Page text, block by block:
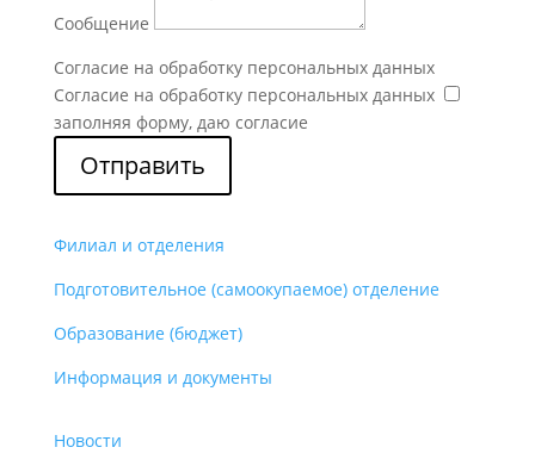
Сообщение
Согласие на обработку персональных данных
Согласие на обработку персональных данных
заполняя форму, даю согласие
Отправить
Филиал и отделения
Подготовительное (самоокупаемое) отделение
Образование (бюджет)
Информация и документы
Новости